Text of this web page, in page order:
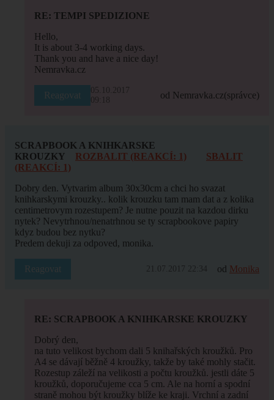
RE: TEMPI SPEDIZIONE
Hello,
It is about 3-4 working days.
Thank you and have a nice day!
Nemravka.cz
Reagovat
05.10.2017
09:18
od Nemravka.cz(správce)
SCRAPBOOK A KNIHKARSKE
KROUZKY
ROZBALIT (REAKCÍ: 1)
SBALIT
(REAKCÍ: 1)
Dobry den. Vytvarim album 30x30cm a chci ho svazat
knihkarskymi krouzky.. kolik krouzku tam mam dat a z kolika
centimetrovym rozestupem? Je nutne pouzit na kazdou dirku
nytek? Nevytrhnou/nenatrhnou se ty scrapbookove papiry
kdyz budou bez nytku?
Predem dekuji za odpoved, monika.
Reagovat 21.07.2017 22:34 od Monika
RE: SCRAPBOOK A KNIHKARSKE KROUZKY
Dobrý den,
na tuto velikost bychom dali 5 knihařských kroužků. Pro
A4 se dávají běžně 4 kroužky, takže by také mohly stačit.
Rozestup záleží na velikosti a počtu kroužků. jestli dáte 5
kroužků, doporučujeme cca 5 cm. Ale na horní a spodní
straně mohou být kroužky blíže ke kraji. Vrchní a zadní